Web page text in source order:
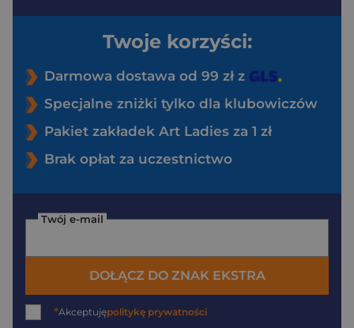
Twoje korzyści:
Darmowa dostawa od 99 zł z
Specjalne zniżki tylko dla klubowiczów
Pakiet zakładek Art Ladies za 1 zł
Brak opłat za uczestnictwo
Twój e-mail
DOŁĄCZ DO ZNAK EKSTRA
*Akceptujępolitykę prywatności